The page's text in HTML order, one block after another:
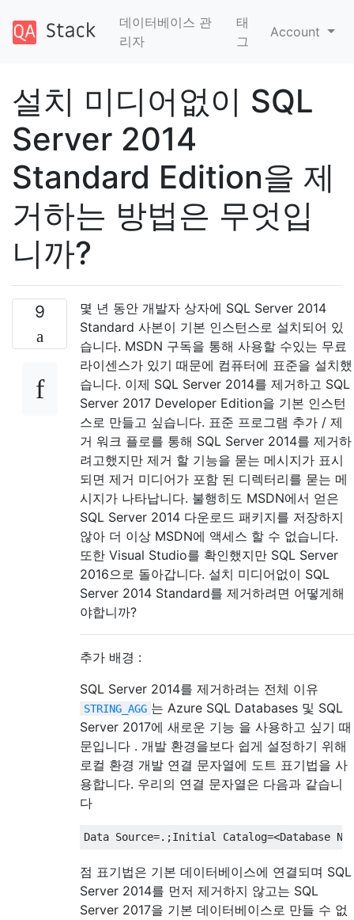
데이터베이스 관
리자
태
그
Account
설치 미디어없이 SQL
Server 2014
Standard Edition을 제
거하는 방법은 무엇입
니까?
9
몇 년 동안 개발자 상자에 SQL Server 2014
Standard 사본이 기본 인스턴스로 설치되어 있
습니다. MSDN 구독을 통해 사용할 수있는 무료
라이센스가 있기 때문에 컴퓨터에 표준을 설치했
습니다. 이제 SQL Server 2014를 제거하고 SQL
Server 2017 Developer Edition을 기본 인스턴
스로 만들고 싶습니다. 표준 프로그램 추가 / 제
거 워크 플로를 통해 SQL Server 2014를 제거하
려고했지만 제거 할 기능을 묻는 메시지가 표시
되면 제거 미디어가 포함 된 디렉터리를 묻는 메
시지가 나타납니다. 불행히도 MSDN에서 얻은
SQL Server 2014 다운로드 패키지를 저장하지
않아 더 이상 MSDN에 액세스 할 수 없습니다.
또한 Visual Studio를 확인했지만 SQL Server
2016으로 돌아갑니다. 설치 미디어없이 SQL
Server 2014 Standard를 제거하려면 어떻게해
야합니까?
추가 배경 :
SQL Server 2014를 제거하려는 전체 이유
STRING_AGG 는 Azure SQL Databases 및 SQL
Server 2017에 새로운 기능 을 사용하고 싶기 때
문입니다 . 개발 환경을보다 쉽게 ​​설정하기 위해
로컬 환경 개발 연결 문자열에 도트 표기법을 사
용합니다. 우리의 연결 문자열은 다음과 같습니
다
Data Source=.;Initial Catalog=<Database
점 표기법은 기본 데이터베이스에 연결되며 SQL
Server 2014를 먼저 제거하지 않고는 SQL
Server 2017을 기본 데이터베이스로 만들 수 없